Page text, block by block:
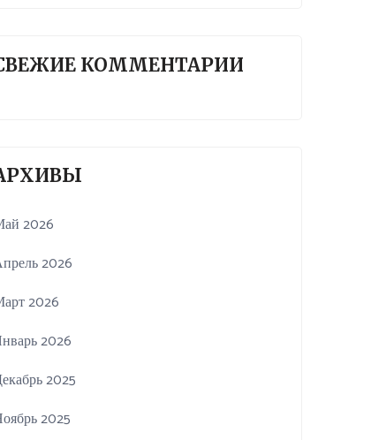
КОММЕНТАРИИ
2026
2026
2026
2026
2025
2025